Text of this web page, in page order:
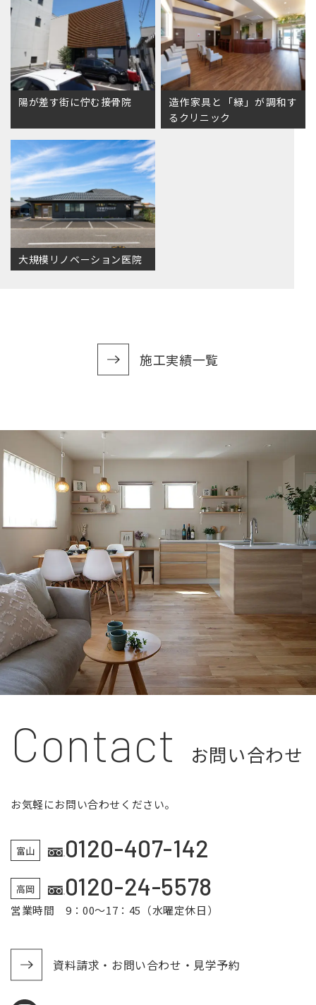
陽が差す街に佇む接骨院
造作家具と「緑」が調和す
るクリニック
大規模リノベーション医院
施工実績一覧
Contact お問い合わせ
お気軽にお問い合わせください。
富山 0120-407-142
高岡 0120-24-5578
営業時間 9：00～17：45（水曜定休日）
資料請求・お問い合わせ・見学予約